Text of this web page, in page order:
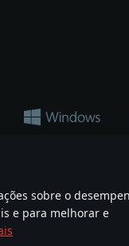
sobre o
e para melhorar e
neste jogo não
and brand names are
de Serviço